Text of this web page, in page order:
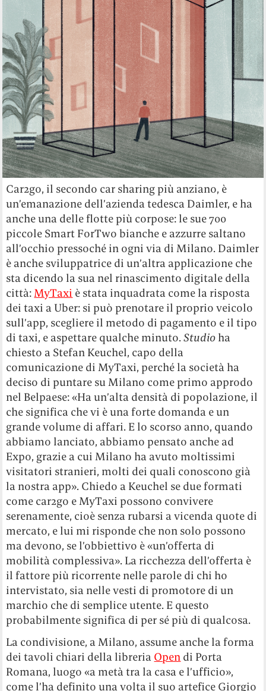
Car2go, il secondo car sharing più anziano, è
un’emanazione dell’azienda tedesca Daimler, e ha
anche una delle flotte più corpose: le sue 700
piccole Smart ForTwo bianche e azzurre saltano
all’occhio pressoché in ogni via di Milano. Daimler
è anche sviluppatrice di un’altra applicazione che
sta dicendo la sua nel rinascimento digitale della
città:MyTaxi è stata inquadrata come la risposta
dei taxi a Uber: si può prenotare il proprio veicolo
sull’app, scegliere il metodo di pagamento e il tipo
di taxi, e aspettare qualche minuto.Studio ha
chiesto a Stefan Keuchel, capo della
comunicazione di MyTaxi, perché la società ha
deciso di puntare su Milano come primo approdo
nel Belpaese: «Ha un’alta densità di popolazione, il
che significa che vi è una forte domanda e un
grande volume di affari. E lo scorso anno, quando
abbiamo lanciato, abbiamo pensato anche ad
Expo, grazie a cui Milano ha avuto moltissimi
visitatori stranieri, molti dei quali conoscono già
la nostra app». Chiedo a Keuchel se due formati
come car2go e MyTaxi possono convivere
serenamente, cioè senza rubarsi a vicenda quote di
mercato, e lui mi risponde che non solo possono
ma devono, se l’obbiettivo è «un’offerta di
mobilità complessiva». La ricchezza dell’offerta è
il fattore più ricorrente nelle parole di chi ho
intervistato, sia nelle vesti di promotore di un
marchio che di semplice utente. E questo
probabilmente significa di per sé più di qualcosa.
La condivisione, a Milano, assume anche la forma
dei tavoli chiari della libreria Open di Porta
Romana, luogo «a metà tra la casa e l’ufficio»,
come l’ha definito una volta il suo artefice Giorgio